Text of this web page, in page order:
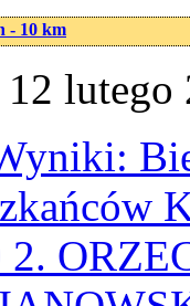
- 10 km
lutego
2.